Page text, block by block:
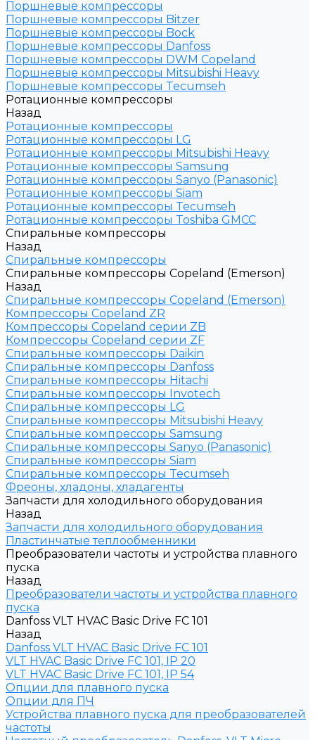
Поршневые компрессоры
Поршневые компрессоры Bitzer
Поршневые компрессоры Bock
Поршневые компрессоры Danfoss
Поршневые компрессоры DWM Copeland
Поршневые компрессоры Mitsubishi Heavy
Поршневые компрессоры Tecumseh
Ротационные компрессоры
Назад
Ротационные компрессоры
Ротационные компрессоры LG
Ротационные компрессоры Mitsubishi Heavy
Ротационные компрессоры Samsung
Ротационные компрессоры Sanyo (Panasonic)
Ротационные компрессоры Siam
Ротационные компрессоры Tecumseh
Ротационные компрессоры Toshiba GMCC
Спиральные компрессоры
Назад
Спиральные компрессоры
Спиральные компрессоры Copeland (Emerson)
Назад
Спиральные компрессоры Copeland (Emerson)
Компрессоры Copeland ZR
Компрессоры Copeland серии ZB
Компрессоры Copeland серии ZF
Спиральные компрессоры Daikin
Спиральные компрессоры Danfoss
Спиральные компрессоры Hitachi
Спиральные компрессоры Invotech
Спиральные компрессоры LG
Спиральные компрессоры Mitsubishi Heavy
Спиральные компрессоры Samsung
Спиральные компрессоры Sanyo (Panasonic)
Спиральные компрессоры Siam
Спиральные компрессоры Tecumseh
Фреоны, хладоны, хладагенты
Запчасти для холодильного оборудования
Назад
Запчасти для холодильного оборудования
Пластинчатые теплообменники
Преобразователи частоты и устройства плавного
пуска
Назад
Преобразователи частоты и устройства плавного
пуска
Danfoss VLT HVAC Basic Drive FC 101
Назад
Danfoss VLT HVAC Basic Drive FC 101
VLT HVAC Basic Drive FC 101, IP 20
VLT HVAC Basic Drive FC 101, IP 54
Опции для плавного пуска
Опции для ПЧ
Устройства плавного пуска для преобразователей
частоты